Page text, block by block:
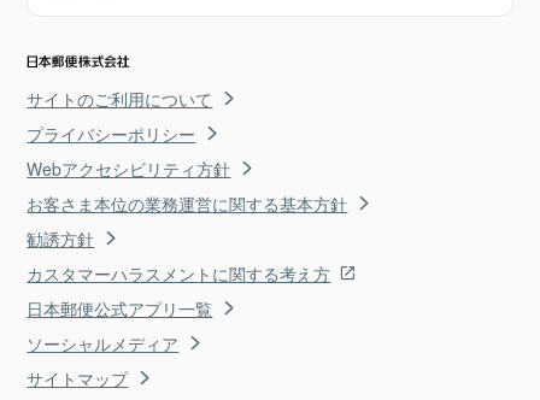
サイトのご利用について
プライバシーポリシー
Webアクセシビリティ方針
お客さま本位の業務運営に関する基本方針
勧誘方針
カスタマーハラスメントに関する考え方
日本郵便公式アプリ一覧
ソーシャルメディア
サイトマップ